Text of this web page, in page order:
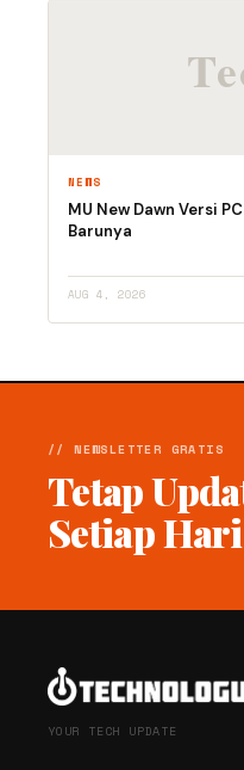
NEWS
MU New Dawn Versi
Barunya
AUG 4, 2026
// NEWSLETTER GRATIS
Tetap
Setiap Hari
YOUR TECH UPDATE